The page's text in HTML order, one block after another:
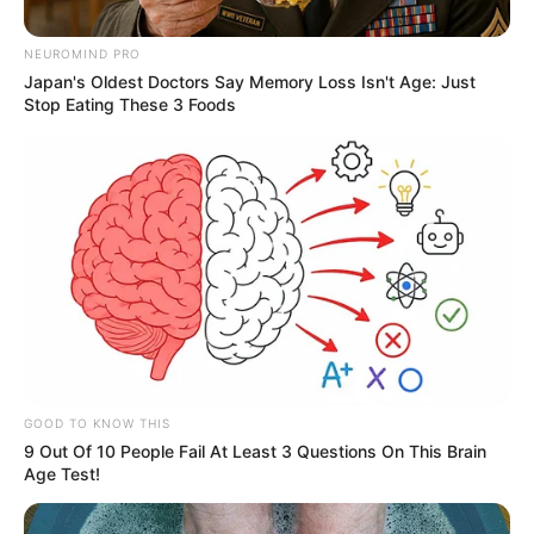
Fabián Silva
Fabián Silva Ramírez
Diciembre 20, 2021
NEUROMIND PRO
Japan's Oldest Doctors Say Memory Loss Isn't Age: Just
Stop Eating These 3 Foods
GOOD TO KNOW THIS
9 Out Of 10 People Fail At Least 3 Questions On This Brain
Age Test!